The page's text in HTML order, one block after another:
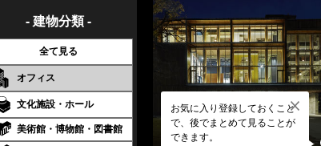
- 建物分類 -
全て見る
オフィス
文化施設・ホール
美術館・博物館・図書館
お気に入り登録しておくこと
で、後でまとめて見ることが
できます。